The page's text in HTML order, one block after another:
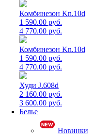
Комбинезон Kn.10d
1 590.00 руб.
4 770.00 руб.
Комбинезон Kn.10d
1 590.00 руб.
4 770.00 руб.
Худи J.608d
2 160.00 руб.
3 600.00 руб.
Белье
Новинки